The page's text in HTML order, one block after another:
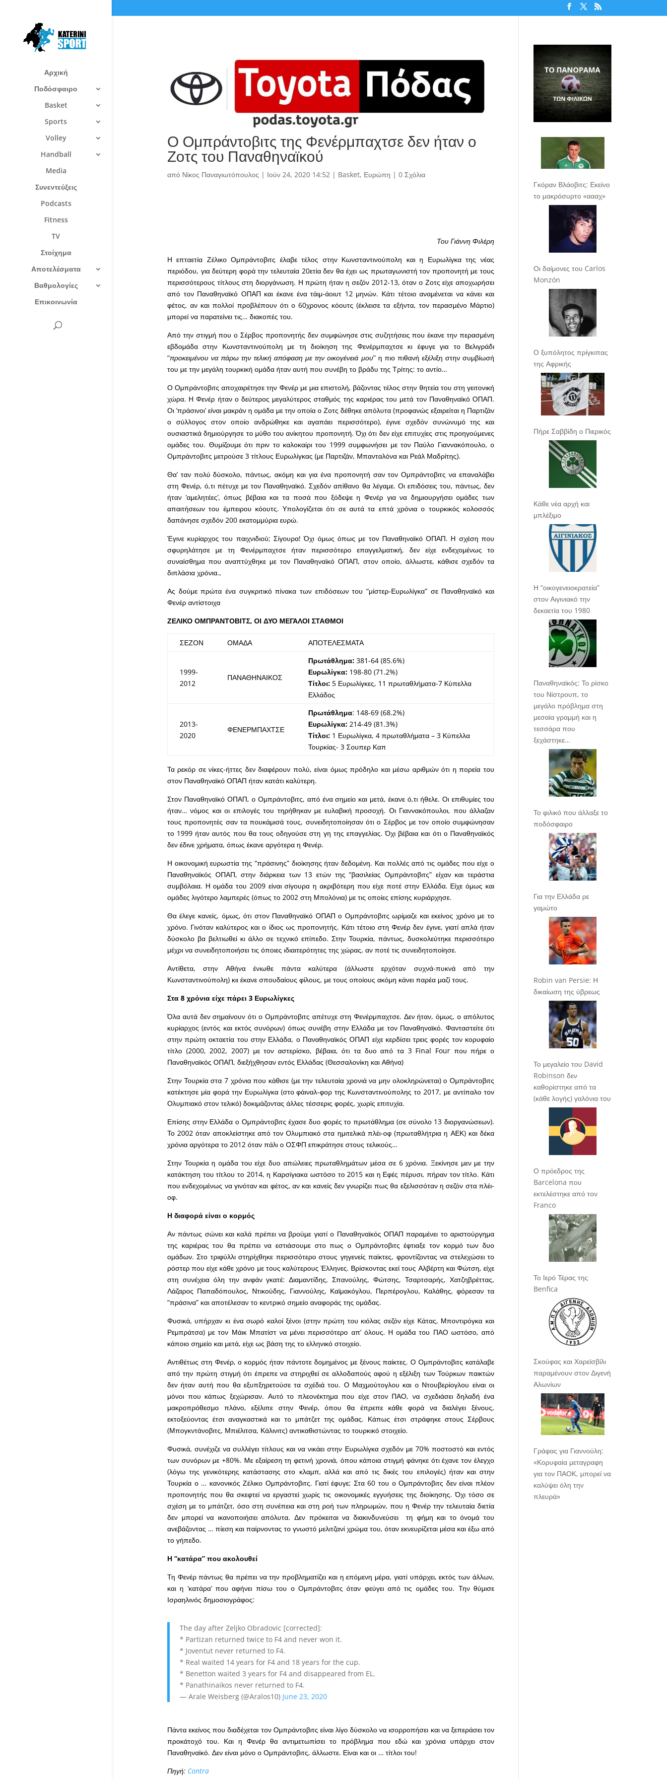
Αρχική
Ποδόσφαιρο
Basket
Sports
Volley
Handball
Media
Συνεντεύξεις
Podcasts
Fitness
TV
Στοίχημα
Αποτελέσματα
Βαθμολογίες
Επικοινωνία
Ο Ομπράντοβιτς της Φενέρμπαχτσε δεν ήταν ο
Ζοτς του Παναθηναϊκού
από Νίκος Παναγιωτόπουλος | Ιούν 24, 2020 14:52| Basket, Ευρώπη | 0 Σχόλια
Του Γιάννη Φιλέρη
Η επταετία Ζέλικο Ομπράντοβιτς έλαβε τέλος στην Κωνσταντινούπολη και η Ευρωλίγκα της νέας
περιόδου, για δεύτερη φορά την τελευταία 20ετία δεν θα έχει ως πρωταγωνιστή τον προπονητή με τους
περισσότερους τίτλους στη διοργάνωση. Η πρώτη ήταν η σεζόν 2012-13, όταν ο Ζοτς είχε αποχωρήσει
από τον Παναθηναϊκό ΟΠΑΠ και έκανε ένα τάιμ-άοιυτ 12 μηνών. Κάτι τέτοιο αναμένεται να κάνει και
φέτος, αν και πολλοί προβλέπουν ότι ο 60χρονος κόουτς (έκλεισε τα εξήντα, τον περασμένο Μάρτιο)
μπορεί να παρατείνει τις… διακοπές του.
Από την στιγμή που ο Σέρβος προπονητής δεν συμφώνησε στις συζητήσεις που έκανε την περασμένη
εβδομάδα στην Κωνσταντινούπολη με τη διοίκηση της Φενέρμπαχτσε κι έφυγε για το Βελιγράδι
“προκειμένου να πάρω την τελική απόφαση με την οικογένειά μου” η πιο πιθανή εξέλιξη στην συμβίωσή
του με την μεγάλη τουρκική ομάδα ήταν αυτή που συνέβη το βράδυ της Τρίτης: το αντίο…
Ο Ομπράντοβιτς αποχαιρέτησε την Φενέρ με μια επιστολή, βάζοντας τέλος στην θητεία του στη γειτονική
χώρα. Η Φενέρ ήταν ο δεύτερος μεγαλύτερος σταθμός της καριέρας του μετά τον Παναθηναϊκό ΟΠΑΠ.
Οι ‘πράσινοι’ είναι μακράν η ομάδα με την οποία ο Ζοτς δέθηκε απόλυτα (προφανώς εξαιρείται η Παρτιζάν
ο σύλλογος στον οποίο ανδρώθηκε και αγαπάει περισσότερο), έγινε σχεδόν συνώνυμό της και
ουσιαστικά δημιούργησε το μύθο του ανίκητου προπονητή. Όχι ότι δεν είχε επιτυχίες στις προηγούμενες
ομάδες του. Θυμίζουμε ότι πριν το καλοκαίρι του 1999 συμφωνήσει με τον Παύλο Γιαννακόπουλο, ο
Ομπράντοβιτς μετρούσε 3 τίτλους Ευρωλίγκας (με Παρτιζάν, Μπανταλόνα και Ρεάλ Μαδρίτης).
Θα’ ταν πολύ δύσκολο, πάντως, ακόμη και για ένα προπονητή σαν τον Ομπράντοβιτς να επαναλάβει
στη Φενέρ, ό,τι πέτυχε με τον Παναθηναϊκό. Σχεδόν απίθανο θα λέγαμε. Οι επιδόσεις του, πάντως, δεν
ήταν ‘αμελητέες’, όπως βέβαια και τα ποσά που ξόδεψε η Φενέρ για να δημιουργήσει ομάδες των
απαιτήσεων του έμπειρου κόουτς. Υπολογίζεται ότι σε αυτά τα επτά χρόνια ο τουρκικός κολοσσός
δαπάνησε σχεδόν 200 εκατομμύρια ευρώ.
Έγινε κυρίαρχος του παιχνιδιού; Σίγουρα! Όχι όμως όπως με τον Παναθηναϊκό ΟΠΑΠ. Η σχέση που
σφυρηλάτησε με τη Φενέρμπαχτσε ήταν περισσότερο επαγγελματική, δεν είχε ενδεχομένως το
συναίσθημα που αναπτύχθηκε με τον Παναθηναϊκό ΟΠΑΠ, στον οποίο, άλλωστε, κάθισε σχεδόν τα
διπλάσια χρόνια.,
Ας δούμε πρώτα ένα συγκριτικό πίνακα των επιδόσεων του “μίστερ-Ευρωλίγκα” σε Παναθηναϊκό και
Φενέρ αντίστοιχα
ΖΕΛΙΚΟ ΟΜΠΡΑΝΤΟΒΙΤΣ, ΟΙ ΔΥΟ ΜΕΓΑΛΟΙ ΣΤΑΘΜΟΙ
ΣΕΖΟΝ ΟΜΑΔΑ ΑΠΟΤΕΛΕΣΜΑΤΑ
1999-
2012
ΠΑΝΑΘΗΝΑΙΚΟΣ
Πρωτάθλημα:381-64 (85.6%)
Ευρωλίγκα:198-80 (71.2%)
Τίτλοι:5 Ευρωλίγκες, 11 πρωταθλήματα-7 Κύπελλα
Ελλάδος
2013-
2020
ΦΕΝΕΡΜΠΑΧΤΣΕ
Πρωτάθλημα: 148-69 (68.2%)
Ευρωλίγκα:214-49 (81.3%)
Τίτλοι:1 Ευρωλίγκα, 4 πρωταθλήματα – 3 Κύπελλα
Τουρκίας- 3 Σουπερ Καπ
Τα ρεκόρ σε νίκες-ήττες δεν διαφέρουν πολύ, είναι όμως πρόδηλο και μέσω αριθμών ότι η πορεία του
στον Παναθηναϊκό ΟΠΑΠ ήταν κατάτι καλύτερη.
Στον Παναθηναϊκό ΟΠΑΠ, ο Ομπράντοβιτς, από ένα σημείο και μετά, έκανε ό,τι ήθελε. Οι επιθυμίες του
ήταν… νόμος και οι επιλογές του τηρήθηκαν με ευλαβική προσοχή. Οι Γιαννακόπουλοι, που άλλαζαν
τους προπονητές σαν τα πουκάμισά τους, συνειδητοποίησαν ότι ο Σέρβος με τον οποίο συμφώνησαν
το 1999 ήταν αυτός που θα τους οδηγούσε στη γη της επαγγελίας. Όχι βέβαια και ότι ο Παναθηναϊκός
δεν έδινε χρήματα, όπως έκανε αργότερα η Φενέρ.
Η οικονομική ευρωστία της “πράσινης” διοίκησης ήταν δεδομένη. Και πολλές από τις ομάδες που είχε ο
Παναθηναϊκός ΟΠΑΠ, στην διάρκεια των 13 ετών της “βασιλείας Ομπράντοβιτς” είχαν και τεράστια
συμβόλαια. Η ομάδα του 2009 είναι σίγουρα η ακριβότερη που είχε ποτέ στην Ελλάδα. Είχε όμως και
ομάδες λιγότερο λαμπερές (όπως το 2002 στη Μπολόνια) με τις οποίες επίσης κυριάρχησε.
Θα έλεγε κανείς, όμως, ότι στον Παναθηναϊκό ΟΠΑΠ ο Ομπράντοβιτς ωρίμαζε και εκείνος χρόνο με το
χρόνο. Γινόταν καλύτερος και ο ίδιος ως προπονητής. Κάτι τέτοιο στη Φενέρ δεν έγινε, γιατί απλά ήταν
δύσκολο βα βελτιωθεί κι άλλο σε τεχνικό επίπεδο. Στην Τουρκία, πάντως, δυσκολεύτηκε περισσότερο
μέχρι να συνειδητοποιήσει τις όποιες ιδιαιτερότητες της χώρας, αν ποτέ τις συνειδητοποίησε.
Αντίθετα, στην Αθήνα ένιωθε πάντα καλύτερα (άλλωστε ερχόταν συχνά-πυκνά από την
Κωνσταντινούπολη) κιι έκανε σπουδαίους φίλους, με τους οποίους ακόμη κάνει παρέα μαζί τους.
Στα 8 χρόνια είχε πάρει 3 Ευρωλίγκες
Όλα αυτά δεν σημαίνουν ότι ο Ομπράντοβιτς απέτυχε στη Φενέρμπαχτσε. Δεν ήταν, όμως, ο απόλυτος
κυρίαρχος (εντός και εκτός συνόρων) όπως συνέβη στην Ελλάδα με τον Παναθηναϊκό. Φανταστείτε ότι
στην πρώτη οκταετία του στην Ελλάδα, ο Παναθηναϊκός ΟΠΑΠ είχε κερδίσει τρεις φορές τον κορυφαίο
τίτλο (2000, 2002, 2007) με τον αστερίσκο, βέβαια, ότι τα δυο από τα 3 Final Four που πήρε ο
Παναθηναϊκός ΟΠΑΠ, διεξήχθησαν εντός Ελλάδας (Θεσσαλονίκη και Αθήνα)
Στην Τουρκία στα 7 χρόνια που κάθισε (με την τελευταία χρονιά να μην ολοκληρώνεται) ο Ομπράντοβιτς
κατέκτησε μία φορά την Ευρωλίγκα (στο φάιναλ-φορ της Κωνσταντινούπολης το 2017, με αντίπαλο τον
Ολυμπιακό στον τελικό) δοκιμάζοντας άλλες τέσσερις φορές, χωρίς επιτυχία.
Επίσης στην Ελλάδα ο Ομπράντοβιτς έχασε δυο φορές το πρωτάθλημα (σε σύνολο 13 διοργανώσεων).
Το 2002 όταν αποκλείστηκε από τον Ολυμπιακό στα ημιτελικά πλέι-οφ (πρωταθλήτρια η ΑΕΚ) και δέκα
χρόνια αργότερα το 2012 όταν πάλι ο ΟΣΦΠ επικράτησε στους τελικούς…
Στην Τουρκία η ομάδα του είχε δυο απώλειες πρωταθλημάτων μέσα σε 6 χρόνια. Ξεκίνησε μεν με την
κατάκτηση του τίτλου το 2014, η Καρσίγιακα ωστόσο το 2015 και η Εφές πέρυσι, πήραν τον τίτλο. Κάτι
που ενδεχομένως να γινόταν και φέτος, αν και κανείς δεν γνωρίζει πως θα εξελισσόταν η σεζόν στα πλέι-
οφ.
Η διαφορά είναι ο κορμός
Αν πάντως σώνει και καλά πρέπει να βρούμε γιατί ο Παναθηναϊκός ΟΠΑΠ παραμένει το αριστούργημα
της καριέρας του θα πρέπει να εστιάσουμε στο πως ο Ομπράντοβιτς έφτιαξε τον κορμό των δυο
ομάδων. Στο τριφύλλι στηρίχθηκε περισσότερο στους γηγενείς παίκτες, φροντίζοντας να στελεχώσει το
ρόστερ που είχε κάθε χρόνο με τους καλύτερους Έλληνες. Βρίσκοντας εκεί τους Αλβέρτη και Φώτση, είχε
στη συνέχεια όλη την ανφάν γκατέ: Διαμαντίδης, Σπανούλης, Φώτσης, Τσαρτσαρής, Χατζηβρέττας,
Λάζαρος Παπαδόπουλος, Ντικούδης, Γιαννούλης, Καϊμακόγλου, Περπέρογλου, Καλάθης, φόρεσαν τα
“πράσινα” και αποτέλεσαν το κεντρικό σημείο αναφοράς της ομάδας.
Φυσικά, υπήρχαν κι ένα σωρό καλοί ξένοι (στην πρώτη του κιόλας σεζόν είχε Κάτας, Μποντιρόγκα και
Ρεμπράτσα) με τον Μάικ Μπατίστ να μένει περισσότερο απ’ όλους. Η ομάδα του ΠΑΟ ωστόσο, από
κάποιο σημείο και μετά, είχε ως βάση της το ελληνικό στοιχείο.
Αντιθέτως στη Φενέρ, ο κορμός ήταν πάντοτε δομημένος με ξένους παίκτες. Ο Ομπράντοβιτς κατάλαβε
από την πρώτη στιγμή ότι έπρεπε να στηριχθεί σε αλλοδαπούς αφού η εξέλιξη των Τούρκων παικτών
δεν ήταν αυτή που θα εξυπξηρετούσε τα σχέδιά του. Ο Μαχμούτογλου και ο Ντουβερίογλου είναι οι
μόνοι που κάπως ξεχώρισαν. Αυτό το πλεονέκτημα που είχε στον ΠΑΟ, να σχεδιάσει δηλαδή ένα
μακροπρόθεσμο πλάνο, εξέλιπε στην Φενέρ, όπου θα έπρεπε κάθε φορά να διαλέγει ξένους,
εκτοξεύοντας έτσι αναγκαστικά και το μπάτζετ της ομάδας. Κάπως έτσι στράφηκε στους Σέρβους
(Μπογκντάνοβιτς, Μπιέλιτσα, Κάλινιτς) αντικαθιστώντας το τουρκικό στοιχείο.
Φυσικά, συνέχιζε να συλλέγει τίτλους και να νικάει στην Ευρωλίγκα σχεδόν με 70% ποστοστό και εντός
των συνόρων με +80%. Με εξαίρεση τη φετινή χρονιά, όπου κάποια στιγμή φάνηκε ότι έχανε τον έλεγχο
(λόγω της γενικότερης κατάστασης στο κλαμπ, αλλά και από τις δικές του επιλογές) ήταν και στην
Τουρκία ο … κανονικός Ζέλικο Ομπράντοβιτς. Γιατί έφυγε; Στα 60 του ο Ομπράντοβιτς δεν είναι πλέον
προπονητής που θα σκεφτεί να εργαστεί χωρίς τις οικονομικές εγγυήσεις της διοίκησης. Όχι τόσο σε
σχέση με το μπάτζετ, όσο στη συνέπεια και στη ροή των πληρωμών, που η Φενέρ την τελευταία διετία
δεν μπορεί να ικανοποιήσει απόλυτα. Δεν πρόκειται να διακινδυνεύσει τη φήμη και το όνομά του
ανεβάζοντας … πίεση και παίρνοντας το γνωστό μελιτζανί χρώμα του, όταν εκνευρίζεται μέσα και έξω από
το γήπεδο.
Η “κατάρα” που ακολουθεί
Τη Φενέρ πάντως θα πρέπει να την προβληματίζει και η επόμενη μέρα, γιατί υπάρχει, εκτός των άλλων,
και η ‘κατάρα’ που αφήνει πίσω του ο Ομπράντοβιτς όταν φεύγει από τις ομάδες του. Την θύμισε
Ισραηλινός δημοσιογράφος:
The day after Zeljko Obradovic [corrected]:
* Partizan returned twice to F4 and never won it.
* Joventut never returned to F4.
* Real waited 14 years for F4 and 18 years for the cup.
* Benetton waited 3 years for F4 and disappeared from EL.
* Panathinaikos never returned to F4.
— Arale Weisberg (@Aralos10) June 23, 2020
Πάντα εκείνος που διαδέχεται τον Ομπράντοβιτς είναι λίγο δύσκολο να ισορροπήσει και να ξεπεράσει τον
προκάτοχό του. Και η Φενέρ θα αντιμετωπίσει το πρόβλημα που εδώ και χρόνια υπάρχει στον
Παναθηναϊκό. Δεν είναι μόνο ο Ομπράντοβιτς, άλλωστε. Είναι και οι … τίτλοι του!
Πηγή: Contra
Γκόραν Βλάοβιτς: Εκείνο
το μακρόσυρτο «αααχ»
Οι δαίμονες του Carlos
Monzón
Ο ξυπόλητος πρίγκιπας
της Αφρικής
Πήρε Σαββίδη ο Πιερικός
Κάθε νέα αρχή και
μπλέξιμο
Η “οικογενειοκρατεία”
στον Αιγινιακό την
δεκαετία του 1980
Παναθηναϊκός: Το ρίσκο
του Νίστρουπ, το
μεγάλο πρόβλημα στη
μεσαία γραμμή και η
τεσσάρα που
ξεχάστηκε…
Το φιλικό που άλλαξε το
ποδόσφαιρο
Για την Ελλάδα ρε
γαμώτο
Robin van Persie: Η
δικαίωση της ύβρεως
Το μεγαλείο του David
Robinson δεν
καθορίστηκε από τα
(κάθε λογής) γαλόνια του
Ο πρόεδρος της
Barcelona που
εκτελέστηκε από τον
Franco
Το Ιερό Τέρας της
Benfica
Σκούφας και Χαρεϊσβίλι
παραμένουν στον Διγενή
Αλωνίων
Γράφας για Γιαννούλη:
«Κορυφαία μεταγραφη
για τον ΠΑΟΚ, μπορεί να
καλύψει όλη την
πλευρά»